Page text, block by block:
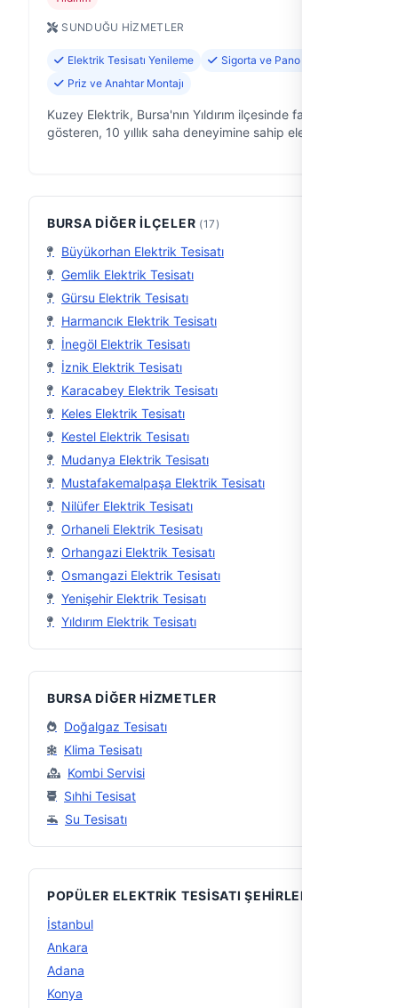
SUNDUĞU HIZMETLER
Elektrik Tesisatı Yenileme
Sigorta ve Pano Tamiri
Priz ve Anahtar Montajı
Kuzey Elektrik, Bursa'nın Yıldırım ilçesinde faaliyet
gösteren, 10 yıllık saha deneyimine sahip elektrikçi
BURSA DIĞER İLÇELER (17)
Büyükorhan Elektrik Tesisatı
Gemlik Elektrik Tesisatı
Gürsu Elektrik Tesisatı
Harmancık Elektrik Tesisatı
İnegöl Elektrik Tesisatı
İznik Elektrik Tesisatı
Karacabey Elektrik Tesisatı
Keles Elektrik Tesisatı
Kestel Elektrik Tesisatı
Mudanya Elektrik Tesisatı
Mustafakemalpaşa Elektrik Tesisatı
Nilüfer Elektrik Tesisatı
Orhaneli Elektrik Tesisatı
Orhangazi Elektrik Tesisatı
Osmangazi Elektrik Tesisatı
Yenişehir Elektrik Tesisatı
Yıldırım Elektrik Tesisatı
BURSA DIĞER HIZMETLER
Doğalgaz Tesisatı
Klima Tesisatı
Kombi Servisi
Sıhhi Tesisat
Su Tesisatı
POPÜLER ELEKTRIK TESISATI ŞEHIRLERI
İstanbul
Ankara
Adana
Konya